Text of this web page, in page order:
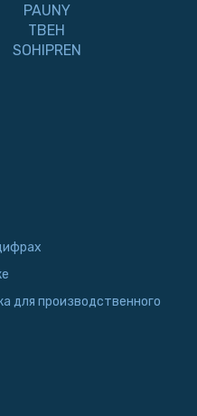
PAUNY
TBEH
SOHIPREN
для производственного